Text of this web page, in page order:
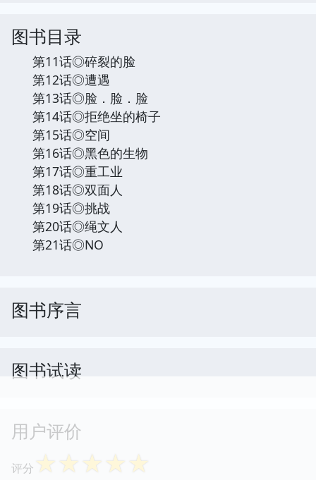
图书目录
第11话◎碎裂的脸
第12话◎遭遇
第13话◎脸．脸．脸
第14话◎拒绝坐的椅子
第15话◎空间
第16话◎黑色的生物
第17话◎重工业
第18话◎双面人
第19话◎挑战
第20话◎绳文人
第21话◎NO
图书序言
图书试读
用户评价
评分 ☆☆☆☆☆